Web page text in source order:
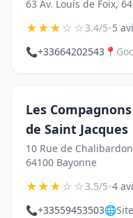
63 Av. Louis de Foix,
★★★☆☆3.4/5•5
📞+33664202543 📍
Les Compagnons
de Saint Jacques
10 Rue de
64100 Bayonne
★★★☆☆3.5/5•4
📞+33559453503🌐